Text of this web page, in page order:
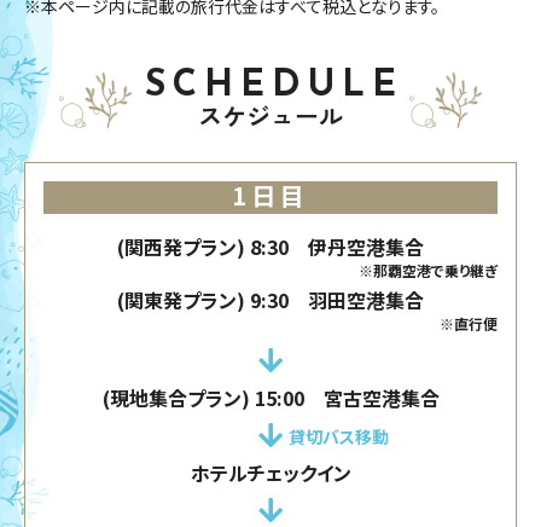
※本ページ内に記載の旅行代金はすべて税込となります。
SCHEDULE
スケジュール
1日目
(関西発プラン) 8:30 伊丹空港集合
※那覇空港で乗り継ぎ
(関東発プラン) 9:30 羽田空港集合
※直行便
(現地集合プラン) 15:00 宮古空港集合
貸切バス移動
ホテルチェックイン